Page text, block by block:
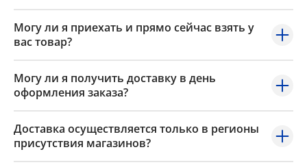
Могу ли я приехать и прямо сейчас взять у
вас товар?
Могу ли я получить доставку в день
оформления заказа?
Доставка осуществляется только в регионы
присутствия магазинов?